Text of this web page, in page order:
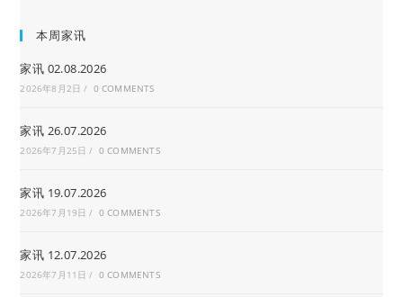
本周家讯
家讯 02.08.2026
2026年8月2日 / 0 COMMENTS
家讯 26.07.2026
2026年7月25日 / 0 COMMENTS
家讯 19.07.2026
2026年7月19日 / 0 COMMENTS
家讯 12.07.2026
2026年7月11日 / 0 COMMENTS